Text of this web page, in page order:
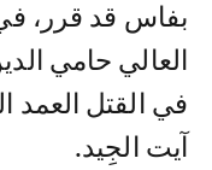
بفاس قد قرر،
العالي حامي
في القتل العمد
آيت الجِيد.